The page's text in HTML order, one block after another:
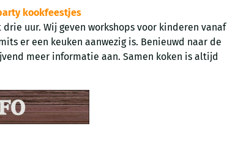
kookfeestjes
uur. Wij geven workshops voor kinderen vanaf
er een keuken aanwezig is. Benieuwd naar de
meer informatie aan. Samen koken is altijd